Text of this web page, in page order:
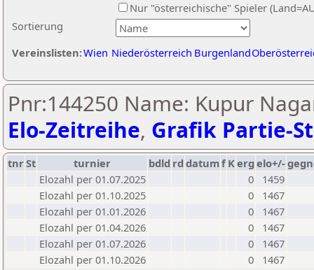
Sortierung
Nur "österreichische" Spieler
Vereinslisten:Wien Niederösterreich Burgenland
Pnr:144250 Name: Kupur
Elo-Zeitreihe, Grafik Partie-
tnrSt turnier bdld rd datumf Kerg elo+/-
Elozahl per 01.07.2025
0
1459
Elozahl per 01.10.2025
0
1467
Elozahl per 01.01.2026
0
1467
Elozahl per 01.04.2026
0
1467
Elozahl per 01.07.2026
0
1467
Elozahl per 01.10.2026
0 1467